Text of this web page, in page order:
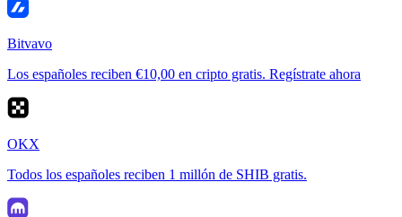
Bitvavo
Los españoles reciben €10,00 en cripto gratis. Regístrate ahora
OKX
Todos los españoles reciben 1 millón de SHIB gratis.